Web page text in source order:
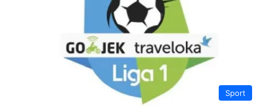
Sport